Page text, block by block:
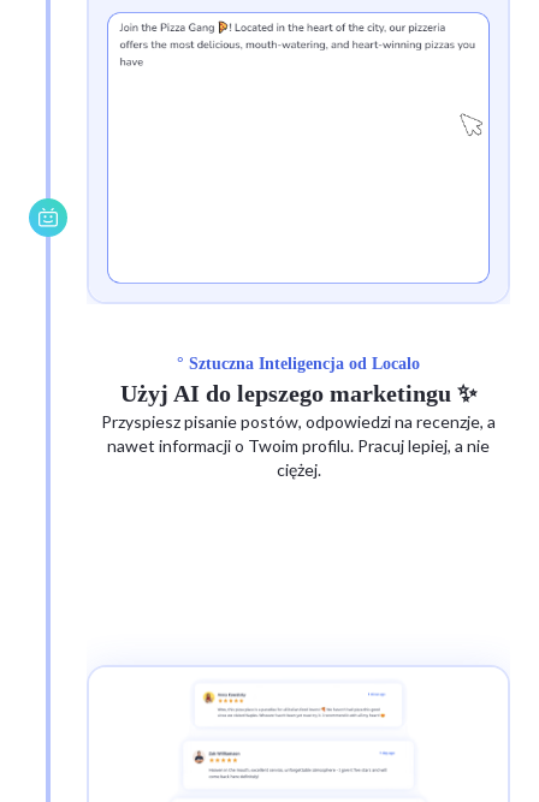
° Sztuczna Inteligencja od Localo
Użyj AI do lepszego marketingu ✨
Przyspiesz pisanie postów, odpowiedzi na recenzje, a
nawet informacji o Twoim profilu. Pracuj lepiej, a nie
ciężej.